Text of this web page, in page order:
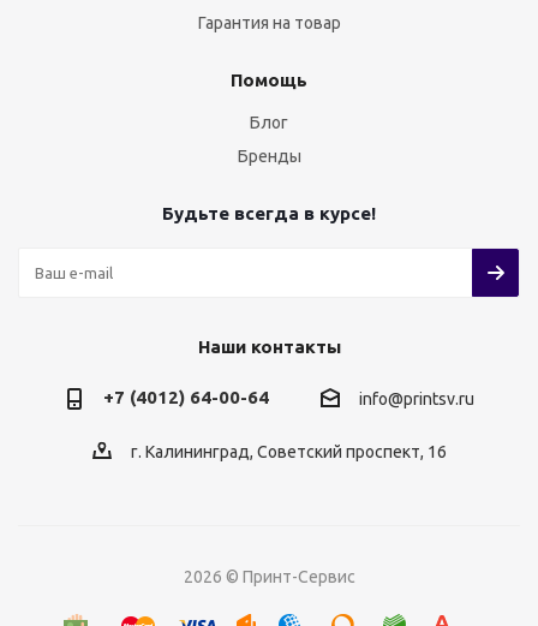
Гарантия на товар
Помощь
Блог
Бренды
Будьте всегда в курсе!
Наши контакты
+7 (4012) 64-00-64 info@printsv.ru
г. Калининград, Советский проспект, 16
2026 © Принт-Сервис